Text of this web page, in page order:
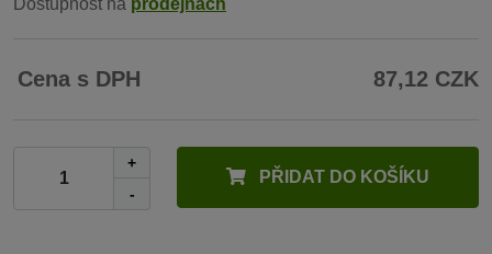
Dostupnost na prodejnách
Cena s DPH 87,12 CZK
+
-
PŘIDAT DO KOŠÍKU